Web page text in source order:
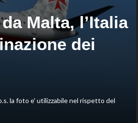
Malta, l’Italia
dei
la foto e' utilizzabile nel rispetto del